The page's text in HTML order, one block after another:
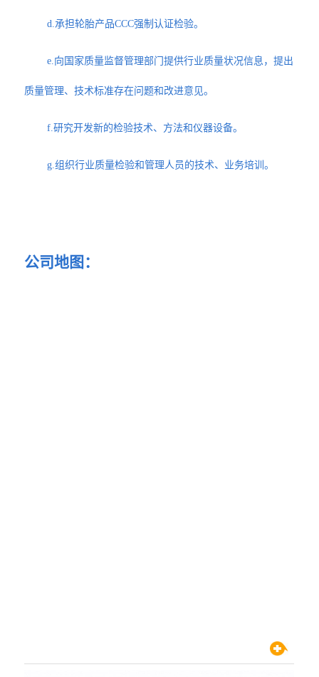
d.承担轮胎产品CCC强制认证检验。
e.向国家质量监督管理部门提供行业质量状况信息，提出
质量管理、技术标准存在问题和改进意见。
f.研究开发新的检验技术、方法和仪器设备。
g.组织行业质量检验和管理人员的技术、业务培训。
公司地图：